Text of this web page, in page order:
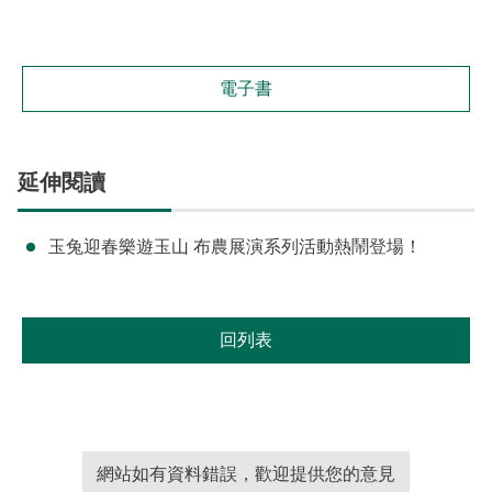
電子書
延伸閱讀
玉兔迎春樂遊玉山 布農展演系列活動熱鬧登場！
回列表
網站如有資料錯誤，歡迎提供您的意見